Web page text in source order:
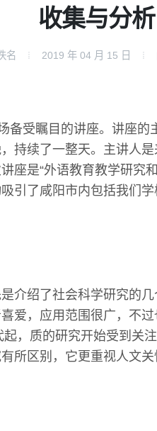
收集与分析
名 2019 年 04 月 15 日
备受瞩目的讲座。讲座的
持续了一整天。主讲人
座是“外语教育教学研究
引了咸阳市内包括我们
介绍了社会科学研究的
爱，应用范围很广，不
起，质的研究开始受到关
所区别，它更重视人文关